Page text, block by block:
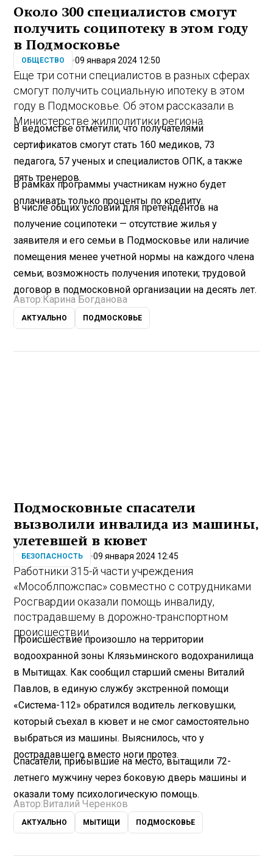
Около 300 специалистов смогут
получить соципотеку в этом году
в Подмосковье
ОБЩЕСТВО 09 января 2024 12:50
Еще три сотни специалистов в разных сферах
смогут получить социальную ипотеку в этом
году в Подмосковье. Об этом рассказали в
Министерстве жилполитики региона.
В ведомстве отметили, что получателями
сертификатов смогут стать 160 медиков, 73
педагога, 57 ученых и специалистов ОПК, а также
пять тренеров.
В рамках программы участникам нужно будет
оплачивать только проценты по кредиту.
В числе общих условий для претендентов на
получение соципотеки — отсутствие жилья у
заявителя и его семьи в Подмосковье или наличие
помещения менее учетной нормы на каждого члена
семьи; возможность получения ипотеки; трудовой
договор в подмосковной организации на десять лет.
Автор: Карина Богданова
АКТУАЛЬНО ПОДМОСКОВЬЕ
Подмосковные спасатели
вызволили инвалида из машины,
улетевшей в кювет
БЕЗОПАСНОСТЬ 09 января 2024 12:45
Работники 315-й части учреждения
«Мособлпожспас» совместно с сотрудниками
Росгвардии оказали помощь инвалиду,
пострадавшему в дорожно-транспортном
происшествии.
Происшествие произошло на территории
водоохранной зоны Клязьминского водохранилища
в Мытищах. Как сообщил старший смены Виталий
Павлов, в единую службу экстренной помощи
«Система-112» обратился водитель легковушки,
который съехал в кювет и не смог самостоятельно
выбраться из машины. Выяснилось, что у
пострадавшего вместо ноги протез.
Спасатели, прибывшие на место, вытащили 72-
летнего мужчину через боковую дверь машины и
оказали тому психологическую помощь.
Автор: Виталий Черенков
АКТУАЛЬНО МЫТИЩИ ПОДМОСКОВЬЕ